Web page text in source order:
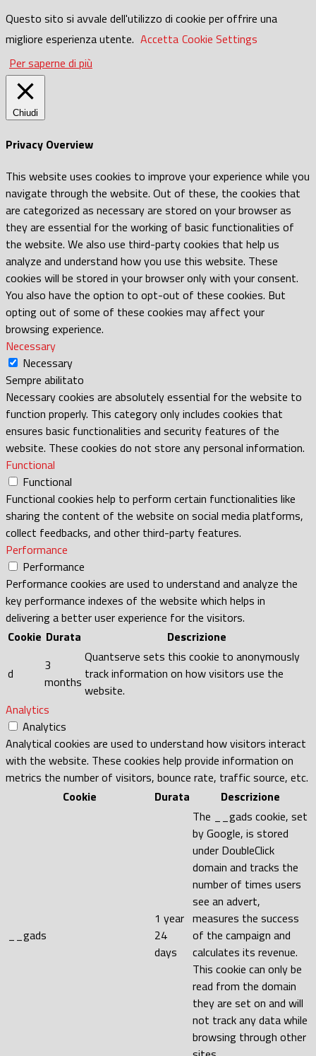
Questo sito si avvale dell'utilizzo di cookie per offrire una
migliore esperienza utente. Accetta Cookie Settings
Per saperne di più
Chiudi
Privacy Overview
This website uses cookies to improve your experience while you
navigate through the website. Out of these, the cookies that
are categorized as necessary are stored on your browser as
they are essential for the working of basic functionalities of
the website. We also use third-party cookies that help us
analyze and understand how you use this website. These
cookies will be stored in your browser only with your consent.
You also have the option to opt-out of these cookies. But
opting out of some of these cookies may affect your
browsing experience.
Necessary
Necessary
Sempre abilitato
Necessary cookies are absolutely essential for the website to
function properly. This category only includes cookies that
ensures basic functionalities and security features of the
website. These cookies do not store any personal information.
Functional
Functional
Functional cookies help to perform certain functionalities like
sharing the content of the website on social media platforms,
collect feedbacks, and other third-party features.
Performance
Performance
Performance cookies are used to understand and analyze the
key performance indexes of the website which helps in
delivering a better user experience for the visitors.
Cookie Durata Descrizione
d
3
months
Quantserve sets this cookie to anonymously
track information on how visitors use the
website.
Analytics
Analytics
Analytical cookies are used to understand how visitors interact
with the website. These cookies help provide information on
metrics the number of visitors, bounce rate, traffic source, etc.
Cookie
Durata Descrizione
__gads
1 year
24
days
The __gads cookie, set
by Google, is stored
under DoubleClick
domain and tracks the
number of times users
see an advert,
measures the success
of the campaign and
calculates its revenue.
This cookie can only be
read from the domain
they are set on and will
not track any data while
browsing through other